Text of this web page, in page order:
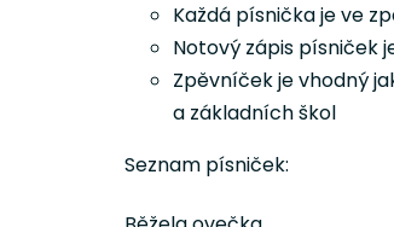
Každá písnička je ve
Notový zápis písniček
Zpěvníček je vhodný
a základních škol
Seznam písniček: